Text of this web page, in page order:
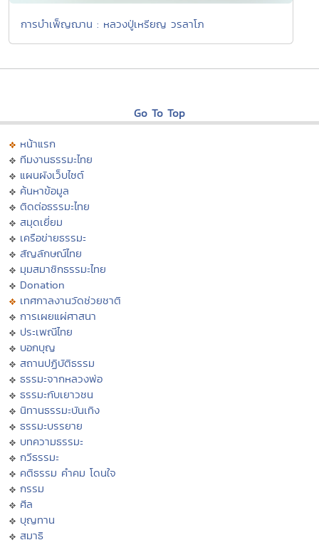
การบำเพ็ญฌาน : หลวงปู่เหรียญ วรลาโภ
Go To Top
หน้าแรก
ทีมงานธรรมะไทย
แผนผังเว็บไซต์
ค้นหาข้อมูล
ติดต่อธรรมะไทย
สมุดเยี่ยม
เครือข่ายธรรมะ
สัญลักษณ์ไทย
มุมสมาชิกธรรมะไทย
Donation
เทศกาลงานวัดช่วยชาติ
การเผยแผ่ศาสนา
ประเพณีไทย
บอกบุญ
สถานปฏิบัติธรรม
ธรรมะจากหลวงพ่อ
ธรรมะกับเยาวชน
นิทานธรรมะบันเทิง
ธรรมะบรรยาย
บทความธรรมะ
กวีธรรมะ
คติธรรม คำคม โดนใจ
กรรม
ศีล
บุญทาน
สมาธิ